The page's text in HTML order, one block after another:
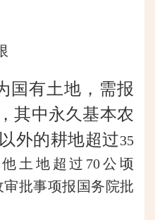
国有土地，需报
其中永久基本农
外的耕地超过35
土地超过70公顷
审批事项报国务院批